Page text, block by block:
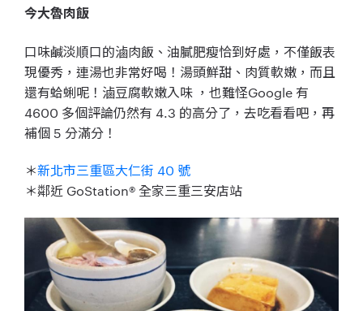
今大魯肉飯
口味鹹淡順口的滷肉飯、油膩肥瘦恰到好處，不僅飯表
現優秀，連湯也非常好喝！湯頭鮮甜、肉質軟嫩，而且
還有蛤蜊呢！滷豆腐軟嫩入味 ，也難怪Google 有
4600 多個評論仍然有 4.3 的高分了，去吃看看吧，再
補個 5 分滿分！
＊新北市三重區大仁街 40 號
＊鄰近 GoStation® 全家三重三安店站